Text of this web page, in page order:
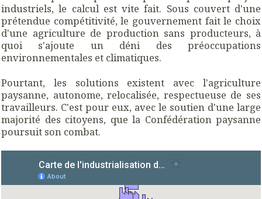
industriels, le calcul est vite fait. Sous couvert d'une
prétendue compétitivité, le gouvernement fait le choix
d'une agriculture de production sans producteurs, à
quoi s'ajoute un déni des préoccupations
environnementales et climatiques.
Pourtant, les solutions existent avec l'agriculture
paysanne, autonome, relocalisée, respectueuse de ses
travailleurs. C'est pour eux, avec le soutien d'une large
majorité des citoyens, que la Confédération paysanne
poursuit son combat.